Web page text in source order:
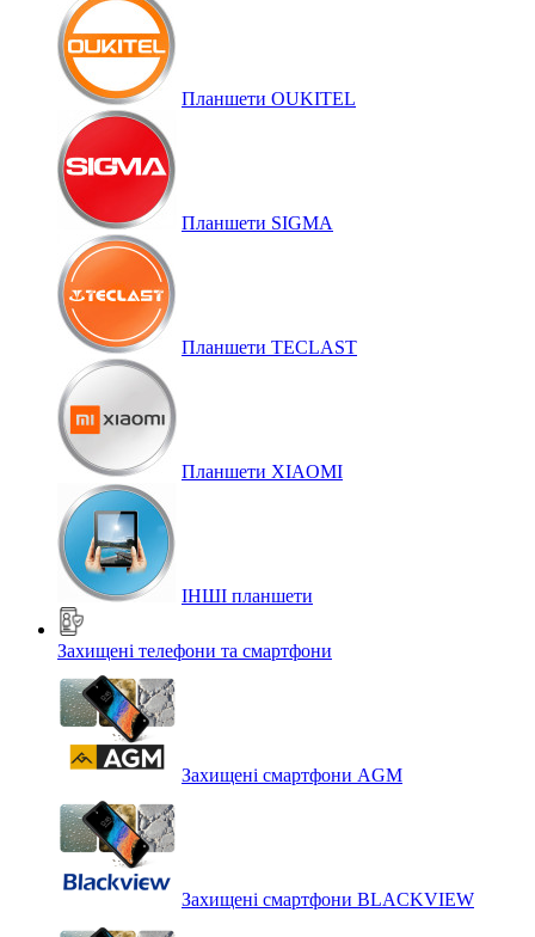
Планшети OUKITEL
Планшети SIGMA
Планшети TECLAST
Планшети XIAOMI
ІНШІ планшети
Захищені телефони та смартфони
Захищені смартфони AGM
Захищені смартфони BLACKVIEW